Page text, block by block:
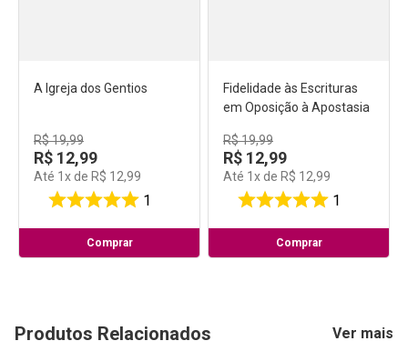
A Igreja dos Gentios
R$19,99
R$ 12,99
Até 1 x de R$ 12,99
1
Comprar
Fidelidade às Escrituras
em Oposição à Apostasia
R$19,99
R$ 12,99
Até 1 x de R$ 12,99
1
Comprar
Produtos Relacionados Ver mais